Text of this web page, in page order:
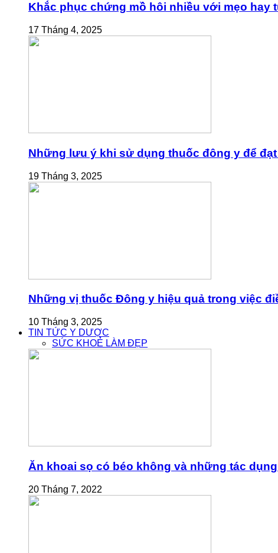
Khắc phục chứng mồ hôi nhiều với mẹo hay
17 Tháng 4, 2025
Những lưu ý khi sử dụng thuốc đông y để
19 Tháng 3, 2025
Những vị thuốc Đông y hiệu quả trong việc
10 Tháng 3, 2025
TIN TỨC Y DƯỢC
SỨC KHOẺ LÀM ĐẸP
Ăn khoai sọ có béo không và những tác
20 Tháng 7, 2022